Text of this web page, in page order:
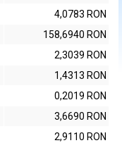
4,0783 RON
158,6940 RON
2,3039 RON
1,4313 RON
0,2019 RON
3,6690 RON
2,9110 RON